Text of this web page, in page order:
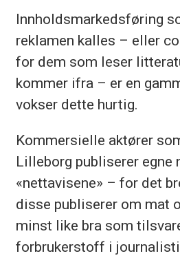
Innholdsmarkedsføring
reklamen kalles – eller
for dem som leser
kommer ifra – er en
vokser dette hurtig.
Kommersielle aktører
Lilleborg publiserer egne
«nettavisene» – for det
disse publiserer om mat
minst like bra som
forbrukerstoff i